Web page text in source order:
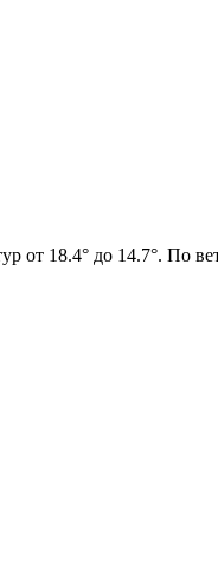
от 18.4° до 14.7°. По